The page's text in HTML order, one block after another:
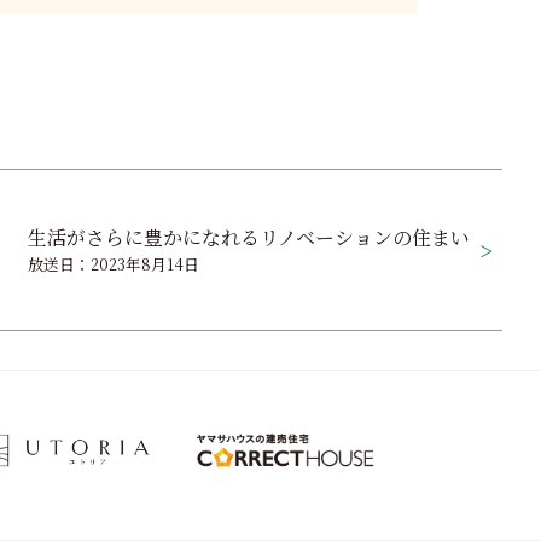
生活がさらに豊かになれるリノベーションの住まい
放送日：2023年8月14日